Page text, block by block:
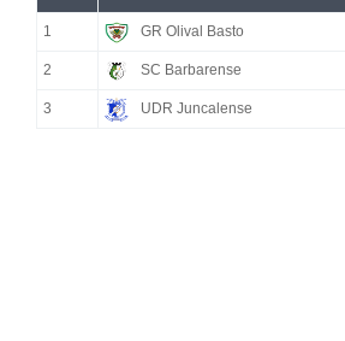
1 GR Olival Basto
2 SC Barbarense
3 UDR Juncalense